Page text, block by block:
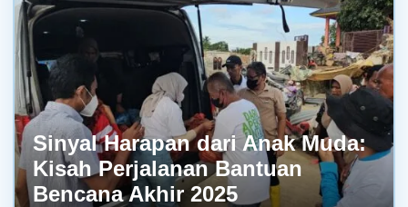
Sinyal Harapan dari Anak Muda:
Kisah Perjalanan Bantuan
Bencana Akhir 2025